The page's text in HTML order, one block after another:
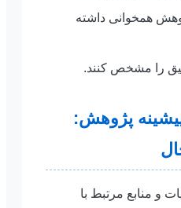
همخوانی داشته
را مشخص کنند.
پژوهش:
و منابع مرتبط با